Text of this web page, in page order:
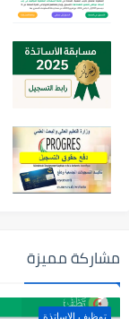
مشاركة مميزة
توظيف الاساتذة